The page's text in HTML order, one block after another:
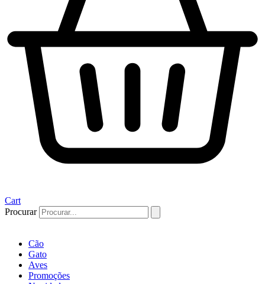
Cart
Procurar
Cão
Gato
Aves
Promoções